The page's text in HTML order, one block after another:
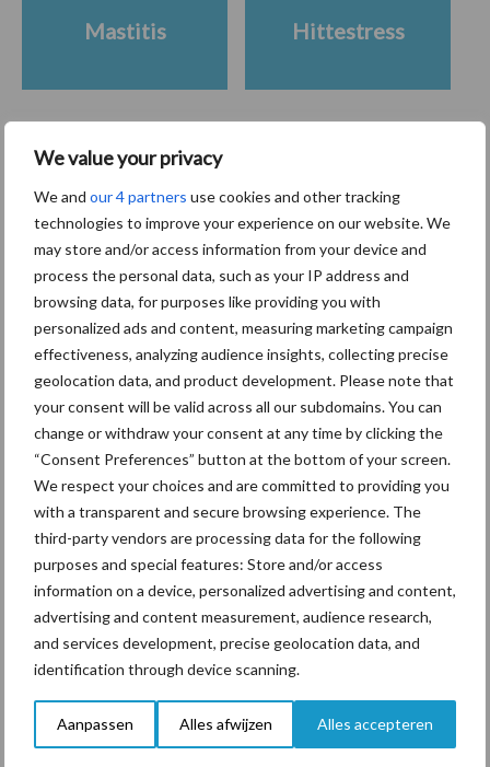
We value your privacy
We and our 4 partners use cookies and other tracking
technologies to improve your experience on our website. We
may store and/or access information from your device and
process the personal data, such as your IP address and
browsing data, for purposes like providing you with
personalized ads and content, measuring marketing campaign
effectiveness, analyzing audience insights, collecting precise
geolocation data, and product development. Please note that
your consent will be valid across all our subdomains. You can
change or withdraw your consent at any time by clicking the
“Consent Preferences” button at the bottom of your screen.
We respect your choices and are committed to providing you
with a transparent and secure browsing experience. The
third-party vendors are processing data for the following
purposes and special features: Store and/or access
information on a device, personalized advertising and content,
advertising and content measurement, audience research,
and services development, precise geolocation data, and
identification through device scanning.
Aanpassen Alles afwijzen Alles accepteren
Primaire
Sidebar
Recent nieuws Partner nieuws
7 aug
Grondstoffenmarkt blijft grillig:
droogte en geopolitiek houden
handel in de greep
7 aug
De speenhuid: een vaak
onderschatte risicofactor voor
mastitis
6 aug
ForFarmers ziet volume en
marktaandeel groeien in krimpende
Nederlandse markt
6 aug
Tien praktische tips voor een
langere levensduur
Mastitis Hittestress
Toon meer